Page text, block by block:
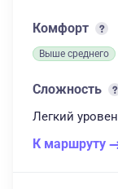
Комфорт
Выше среднего
Сложность
Легкий
К маршруту